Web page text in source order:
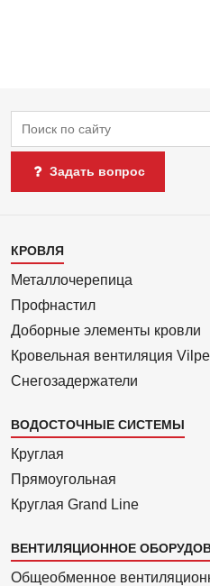
Поиск
Задать вопрос
Каталог
1
КРОВЛЯ
Металлочерепица
Профнастил
Доборные элементы кровли
Кровельная вентиляция Vilpe
Снегозадержатели
ВОДОСТОЧНЫЕ СИСТЕМЫ
Круглая
Прямоуголь­ная
Круглая Grand Line
ВЕНТИЛЯЦИОННОЕ
Общеобменное